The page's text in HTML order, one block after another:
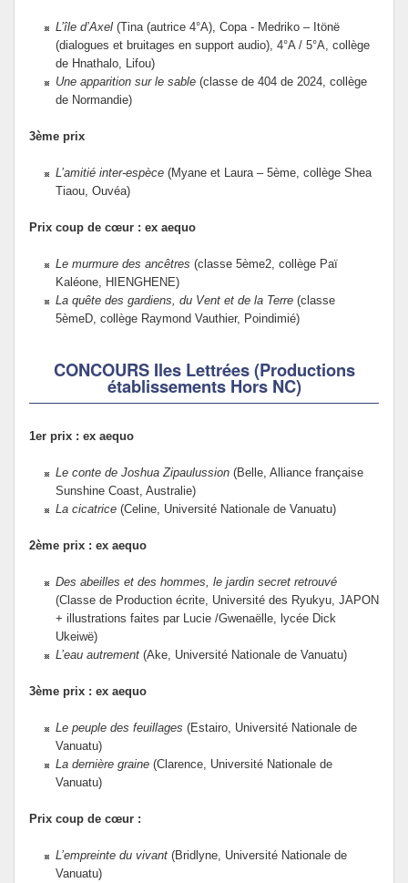
L’île d’Axel(Tina (autrice 4°A), Copa - Medriko – Itönë
(dialogues et bruitages en support audio), 4°A / 5°A, collège
de Hnathalo, Lifou)
Une apparition sur le sable(classe de 404 de 2024, collège
de Normandie)
3ème prix
L’amitié inter-espèce(Myane et Laura – 5ème, collège Shea
Tiaou, Ouvéa)
Prix coup de cœur : ex aequo
Le murmure des ancêtres (classe 5ème2, collège Paï
Kaléone, HIENGHENE)
La quête des gardiens, du Vent et de la Terre(classe
5èmeD, collège Raymond Vauthier, Poindimié)
CONCOURS Iles Lettrées (Productions
établissements Hors NC)
1er prix : ex aequo
Le conte de Joshua Zipaulussion(Belle, Alliance française
Sunshine Coast, Australie)
La cicatrice (Celine, Université Nationale de Vanuatu)
2ème prix : ex aequo
Des abeilles et des hommes, le jardin secret retrouvé
(Classe de Production écrite, Université des Ryukyu, JAPON
+ illustrations faites par Lucie /Gwenaëlle, lycée Dick
Ukeiwë)
L’eau autrement(Ake, Université Nationale de Vanuatu)
3ème prix : ex aequo
Le peuple des feuillages (Estairo, Université Nationale de
Vanuatu)
La dernière graine(Clarence, Université Nationale de
Vanuatu)
Prix coup de cœur :
L’empreinte du vivant (Bridlyne, Université Nationale de
Vanuatu)